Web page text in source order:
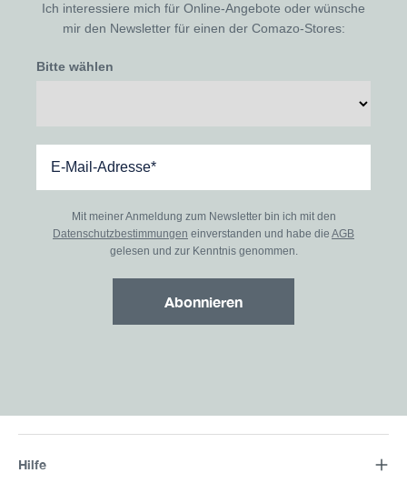
Ich interessiere mich für Online-Angebote oder wünsche
mir den Newsletter für einen der Comazo-Stores:
Bitte wählen
Mit meiner Anmeldung zum Newsletter bin ich mit den
Datenschutzbestimmungen einverstanden und habe die AGB
gelesen und zur Kenntnis genommen.
Abonnieren
Hilfe